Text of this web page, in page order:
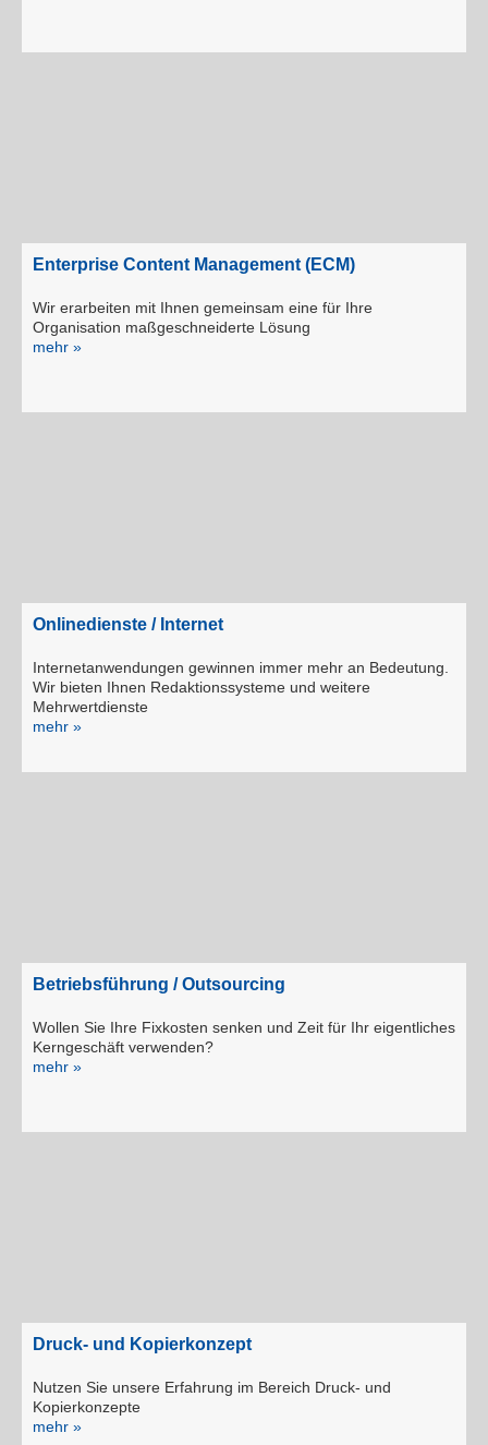
Enterprise Content Management (ECM)
Wir erarbeiten mit Ihnen gemeinsam eine für Ihre
Organisation maßgeschneiderte Lösung
mehr »
Onlinedienste / Internet
Internetanwendungen gewinnen immer mehr an Bedeutung.
Wir bieten Ihnen Redaktionssysteme und weitere
Mehrwertdienste
mehr »
Betriebsführung / Outsourcing
Wollen Sie Ihre Fixkosten senken und Zeit für Ihr eigentliches
Kerngeschäft verwenden?
mehr »
Druck- und Kopierkonzept
Nutzen Sie unsere Erfahrung im Bereich Druck- und
Kopierkonzepte
mehr »